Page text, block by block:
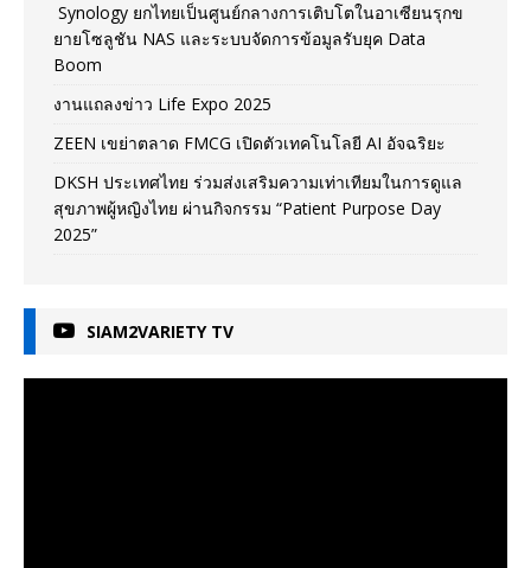
Synology ยกไทยเป็นศูนย์กลางการเติบโตในอาเซียนรุกข
ยายโซลูชัน NAS และระบบจัดการข้อมูลรับยุค Data
Boom
งานแถลงข่าว Life Expo 2025
ZEEN เขย่าตลาด FMCG เปิดตัวเทคโนโลยี AI อัจฉริยะ
DKSH ประเทศไทย ร่วมส่งเสริมความเท่าเทียมในการดูแล
สุขภาพผู้หญิงไทย ผ่านกิจกรรม “Patient Purpose Day
2025”
SIAM2VARIETY TV